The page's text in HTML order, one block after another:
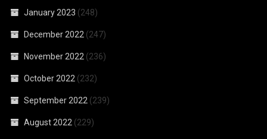
January 2023 (248)
December 2022 (247)
November 2022 (236)
October 2022 (232)
September 2022 (239)
August 2022 (229)